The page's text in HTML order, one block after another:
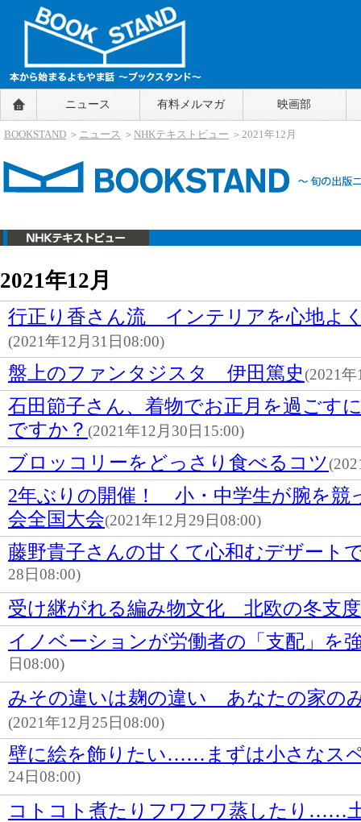
BOOKSTAND（ブックスタンド）
～本から始まるよもやま話～
BOOKSTAND（ブ
ニュース 有料メルマガ 映画部
BOOKSTAND ＞ ニュース ＞ NHKテキストビュー ＞2021年12月
NHKテキストビュー
2021年12月
行正り香さん流 インテリアを心地よ
(2021年12月31日08:00)
盤上のファンタジスタ 伊田篤史(2021年
石田節子さん、着物でお正月を過ごす
ですか？ (2021年12月30日15:00)
ブロッコリーをどっさり食べるコツ
2年ぶりの開催！ 小・中学生が腕を競
会全国大会(2021年12月29日08:00)
藤野貴子さんの甘くて心和むデザート
28日08:00)
受け継がれる編み物文化 北欧の冬支度
イノベーションが労働者の「支配」を
日08:00)
みその違いは麹の違い あなたの家の
(2021年12月25日08:00)
壁に絵を飾りたい……まずは小さなス
24日08:00)
コトコト煮たりフワフワ蒸したり……